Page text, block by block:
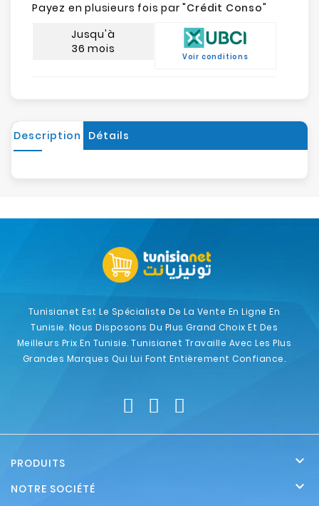
Payez en plusieurs fois par "Crédit Conso"
Jusqu'à
36 mois
Voir conditions
Description Détails
Tunisianet Est Le Spécialiste De La Vente En Ligne En
Tunisie. Nous Disposons Du Plus Grand Choix Et Des
Meilleurs Prix En Tunisie. Tunisianet Travaille Avec Les Plus
Grandes Marques Qui Lui Font Entièrement Confiance.
PRODUITS 
NOTRE SOCIÉTÉ
